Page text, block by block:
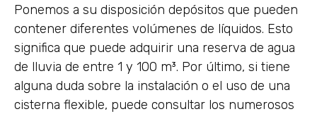
Ponemos a su disposición depósitos que pueden
contener diferentes volúmenes de líquidos. Esto
significa que puede adquirir una reserva de agua
de lluvia de entre 1 y 100 m³. Por último, si tiene
alguna duda sobre la instalación o el uso de una
cisterna flexible, puede consultar los numerosos